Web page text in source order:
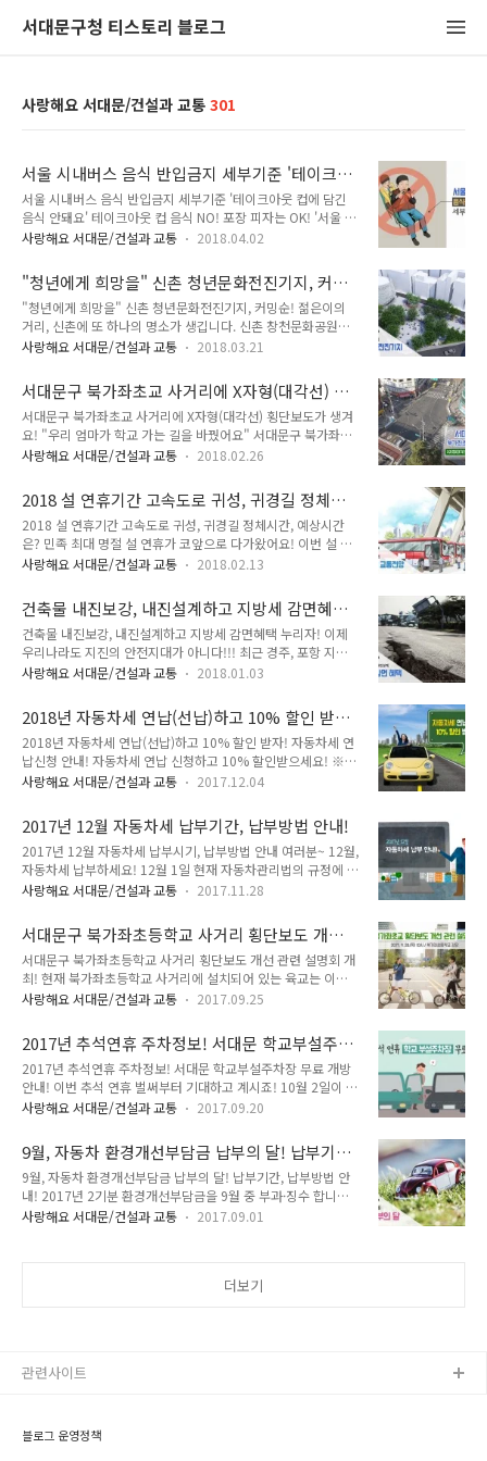
서대문구청 티스토리 블로그
사랑해요 서대문/건설과 교통 301
서울 시내버스 음식 반입금지 세부기준 '테이크아
웃 컵에 담긴 음식 안돼요'
서울 시내버스 음식 반입금지 세부기준 '테이크아웃 컵에 담긴
음식 안돼요' 테이크아웃 컵 음식 NO! 포장 피자는 OK! '서울 시
내버스 음식 반입금지'에 관한 세부기준이 나왔습니다. 지금까지
세부기준에 따라 혼란을 줄일 수 있겠죠! 서울시 시내버스 음식
물 반입금지 세부 기준 □ 반입 금지 - 뜨거운 음료나 얼음 등이
담긴 일회용 컵 - 치킨·떡볶이 등이 담긴 일회용 컵 - 여러 개의
일회용 컵을 운반하는 용기 등에 담긴 음식물 - 뚜껑이 없거나 빨
대가 꽃힌 캔, 플라스틱 병 등에 담긴 음식물 □ 반입 허용 - 종이
틱 병 등에 담긴 음료 - 따지 않은 캔에 담긴 음식물 - 밀폐형 텀..
사랑해요 서대문/건설과 교통 2018.04.02
"청년에게 희망을" 신촌 청년문화전진기지, 커밍
순!
"청년에게 희망을" 신촌 청년문화전진기지, 커밍순! 젊은이의
거리, 신촌에 또 하나의 명소가 생깁니다. 신촌 창천문화공원에
생기는 '청년문화전진기지'입니다! 청년들만의 공간이 부족하다
니다. 이곳은 지하 1층, 지상 3층, 연면적 815㎡ 규모입니다.
TONG지기와 함께 미리 알아볼까요^^ 청년문화전진기지 지하
1층에는 연습실, 지상 1층에는 개방화장실, 지상 2층에는 커뮤
니티 라운지, 창작 사무실, 지상 3층에는 사무실과 다목적홀로
구성됩니다. 그동안 교류하고 토론할 공간이 없어 애를 먹은 청
거점 시설이 될 수 있겠죠~? ^^ ▲ 청년문화전진기지 조감도 하
지만 '청년문화전진기지' 건립이..
사랑해요 서대문/건설과 교통 2018.03.21
서대문구 북가좌초교 사거리에 X자형(대각선) 횡
단보도가 생겨요!
서대문구 북가좌초교 사거리에 X자형(대각선) 횡단보도가 생겨
요! "우리 엄마가 학교 가는 길을 바꿨어요" 서대문구 북가좌초
교 사거리에 설치되 있는 육교가 철거되고 X자형(대각선) 횡단
북가좌초교 사거리에 위치한 육교는 이용률이 낮고 도시미관을
저해하고 유모차와 휠에처가 오가기 불편해 철거를 요구하는 미
원이 잇따랐습니다. 하지만 '육교가 횡단보도보다 안전할 것'이
라는 인식 때문에 철거할 수 없었습니다. 하지만 실제로는 등하
교시간을 더해 육교를 지나는 학생은 20여 명에 불과했습니다.
호했기 때문이죠. 또 차량들이 육교 밑을 지나며 속도를 더 내는
문제도 있었습니다. 서대문구 주민 간 이견이 ..
사랑해요 서대문/건설과 교통 2018.02.26
2018 설 연휴기간 고속도로 귀성, 귀경길 정체시
간, 예상시간은?
2018 설 연휴기간 고속도로 귀성, 귀경길 정체시간, 예상시간
은? 민족 최대 명절 설 연휴가 코앞으로 다가왔어요! 이번 설 연
휴기간은 2월 15일(목) ~ 2월 18일(일), 총 4일간입니다. 짧다
막힌 도로를 만나면 더 그렇답니다. 이번 설 연휴 언제가 가장 안
막힐지 알아본다면 조금은 시간을 절약할 수 있겠죠!! TONG지
기와 함께 미리 살펴볼까요. 2018 설 연휴 고속도로 교통전망
이번 설 연휴는 짧은 기간, 통행료 면제, 평창동계올림픽 등의 영
향으로 작년에 비해 교통량이 2.7% 증가할 것으로 보입니다. 그
기간 중 귀성은 설 하루 전인 2월 15일(목) 오전에, 귀경..
사랑해요 서대문/건설과 교통 2018.02.13
건축물 내진보강, 내진설계하고 지방세 감면혜택
누리자!
건축물 내진보강, 내진설계하고 지방세 감면혜택 누리자! 이제
우리나라도 지진의 안전지대가 아니다!!! 최근 경주, 포항 지진
을 겪으면서 국민들의 지진에 대한 격각심과 지진 방재에 대한
할 수 없는 일이지만, 건물의 내진설계, 지진 조기 경보 시스템
등을 통해 지진의 피해를 줄일 수 있습니다. 오늘 TONG지기가
소개해 드릴 내용은 「내진보강, 내진설계」입니다. 자세히 알
아볼까요~ 내진설계 의무 대상이 아닌 일정 규모(2층 이하이고,
500㎡미만 건축물, 주택 등)의 민간소유 건축물이 내진보강을
설계를 반영한 건축물(신축 건축물)에 대하여 세제 혜택을 받을
수 있습니다. 민간소유 건축물..
사랑해요 서대문/건설과 교통 2018.01.03
2018년 자동차세 연납(선납)하고 10% 할인 받
자! 자동차세 연납신청 안내!
2018년 자동차세 연납(선납)하고 10% 할인 받자! 자동차세 연
납신청 안내! 자동차세 연납 신청하고 10% 할인받으세요! ※
자동차세 연납(선납) 매년 6월과 12월, 2회에 나누어 납부하도
하면 새액의 10%를 할인하여 드리는 제도입니다. 기존에 선납
신청한 차량은 별도로 신청을 하지 않아도 1월 중순경에 고지서
가 발송됩니다. 2018년 자동차세 연납(선납) 안내 ○ 납부기한:
2018년 1월 31일(수)까지 ○ 신청방법: 서대문구청 세무2과 또
는 인터넷(http://etax.seoul.go.kr) 신청 ○ 납부방법: 금융기
용(가상)계좌 및 카드결제로도 편리하게..
사랑해요 서대문/건설과 교통 2017.12.04
2017년 12월 자동차세 납부기간, 납부방법 안내!
2017년 12월 자동차세 납부시기, 납부방법 안내 여러분~ 12월,
자동차세 납부하세요! 12월 1일 현재 자동차관리법의 규정에 의
해 등록된 차량 소유자는 제2기분 자동차세를 납부하셔야 합니
자동차세 납부기간, 납부방법에 대해 알아볼까요~ 2017년 제2
기분 자동차세 납부안내 ● 과세기간 - 2017. 7. 1.(토) ~ 12.
31.(일) ● 납부기간 - 2017. 12. 16.(토) ~ 12. 31.(일) ● 납부
방법 ① 전국 어느 은행에서나 고지서를 통한 직접납부 ② 은행
현금 지급기(CD/ATM)에서 본인 통장·현금카드·신용카드로 지
(https://etax.seoul.go.kr/) 사이트를 이용하..
사랑해요 서대문/건설과 교통 2017.11.28
서대문구 북가좌초등학교 사거리 횡단보도 개선
관련 설명회 개최!
서대문구 북가좌초등학교 사거리 횡단보도 개선 관련 설명회 개
최! 현재 북가좌초등학교 사거리에 설치되어 있는 육교는 이용
률이 낮고 유모차, 휠체어 등 교통약자 이용에 불편이 많다는 민
단보도 설치를 요구하는 지역주민들이 의견도 많았고요. 주민 여
러분의 소리에 귀 기울이는 서대문!!!^^ 그래서 조사를 시작하
게 되었습니다. 최근 3년간(2014~2016년) 북가좌초등학교 사
거리에서 발생한 교통사고 건수는 총 14건이고 이 중 보행자 사
고 발생건수가 무려 3건에 달했습니다. 지역주민들의 의견을 수
였다고 합니다. 학부모님들 설문조사결과 횡단보도 설치를 찬성
하는 의견이 82.89%, 반대한다는..
사랑해요 서대문/건설과 교통 2017.09.25
2017년 추석연휴 주차정보! 서대문 학교부설주차
장 무료 개방 안내!
2017년 추석연휴 주차정보! 서대문 학교부설주차장 무료 개방
안내! 이번 추석 연휴 벌써부터 기대하고 계시죠! 10월 2일이 임
시공휴일로 지정되면서 최장 10일의 연휴를 보낼 수 있기 때문
서대문을 방문하신다면 주차 걱정은 NO! NO! 추석 연휴기간 동
안 서대문구를 방문하는 주민들에게 학교부설주차장을 무료로
개방합니다. 주차 걱정은 내려 놓으시고 서대문을 찾아주시면 됩
니다~ ^^ 2017 추석 연휴기간 학교부설주차장 개방 현황 학교
부설주차장 이용 시 유의사항 ● 개방기간 외 주차금지, 부설 주
사랑해요 서대문/건설과 교통 2017.09.20
9월, 자동차 환경개선부담금 납부의 달! 납부기
간, 납부방법 안내!
9월, 자동차 환경개선부담금 납부의 달! 납부기간, 납부방법 안
내! 2017년 2기분 환경개선부담금을 9월 중 부과·징수 합니다.
환경개선부담금 제도는 환경오염의 원인자로 하여금 환경 개선
선부담금 납부 안내 ● 부과대상 : 경유 사용 자동차의 소유자(유
사랑해요 서대문/건설과 교통 2017.09.01
더보기
블로그 운영정책
관련사이트